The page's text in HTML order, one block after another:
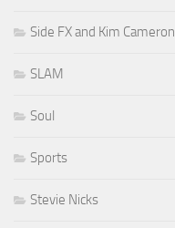
Side FX and Kim Cameron
SLAM
Soul
Sports
Stevie Nicks